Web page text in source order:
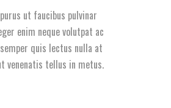
ut faucibus pulvinar
enim neque volutpat ac
quis lectus nulla at
venenatis tellus in metus.